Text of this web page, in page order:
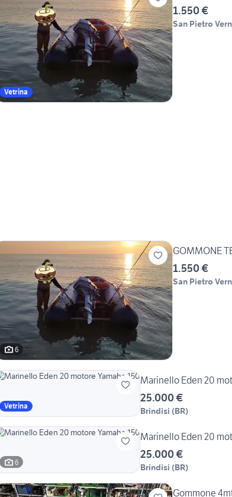
Vetrina
1.550 €
San Pietro
6
GOMMONE
1.550 €
San Pietro
Vetrina
Marinello Eden 20
25.000 €
Brindisi (BR)
6
Marinello Eden 20
25.000 €
Brindisi (BR)
Gommone